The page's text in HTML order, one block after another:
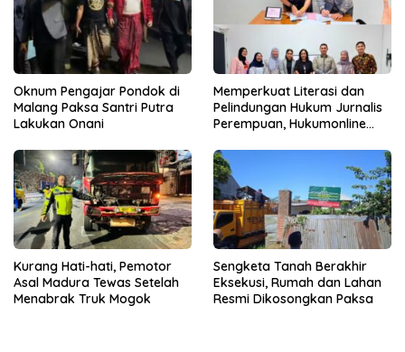
Oknum Pengajar Pondok di
Malang Paksa Santri Putra
Lakukan Onani
Memperkuat Literasi dan
Pelindungan Hukum Jurnalis
Perempuan, Hukumonline
Gratis
Kurang Hati-hati, Pemotor
Asal Madura Tewas Setelah
Menabrak Truk Mogok
Sengketa Tanah Berakhir
Eksekusi, Rumah dan Lahan
Resmi Dikosongkan Paksa